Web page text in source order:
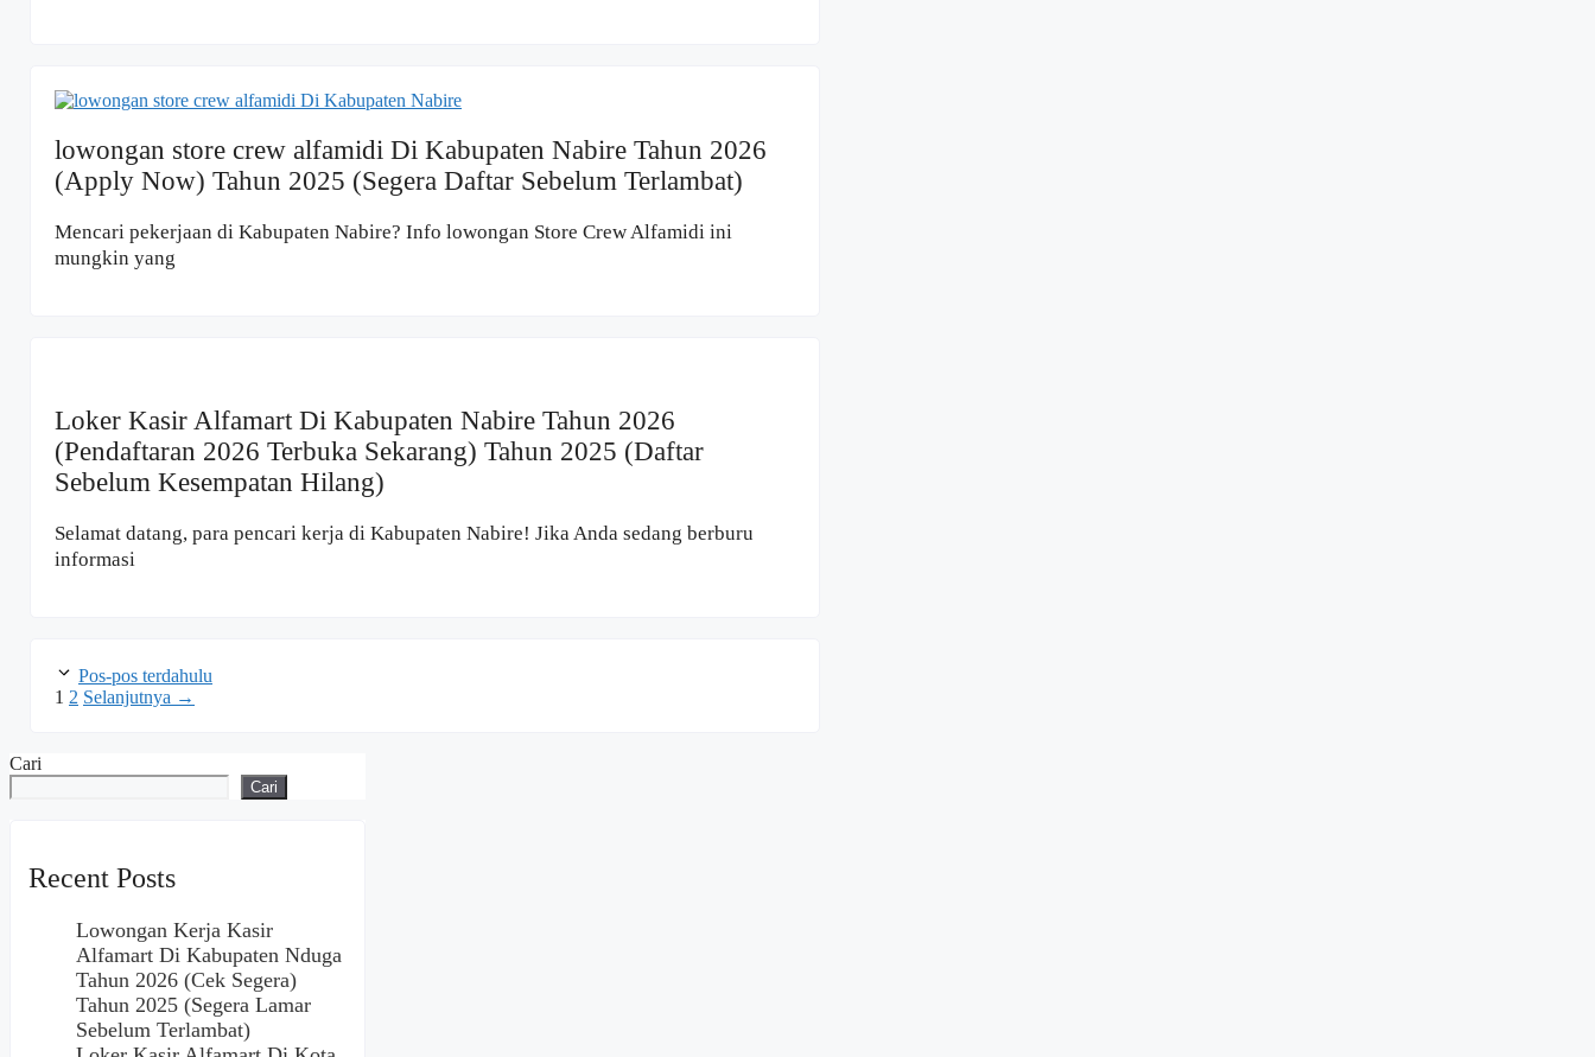
lowongan store crew alfamidi Di Kabupaten Nabire Tahun 2026
(Apply Now) Tahun 2025 (Segera Daftar Sebelum Terlambat)
Mencari pekerjaan di Kabupaten Nabire? Info lowongan Store Crew Alfamidi ini
mungkin yang
Loker Kasir Alfamart Di Kabupaten Nabire Tahun 2026
(Pendaftaran 2026 Terbuka Sekarang) Tahun 2025 (Daftar
Sebelum Kesempatan Hilang)
Selamat datang, para pencari kerja di Kabupaten Nabire! Jika Anda sedang berburu
informasi
Pos-pos terdahulu
Halaman
1 Halaman
2 Selanjutnya →
Cari
Cari
Recent Posts
Lowongan Kerja Kasir
Alfamart Di Kabupaten Nduga
Tahun 2026 (Cek Segera)
Tahun 2025 (Segera Lamar
Sebelum Terlambat)